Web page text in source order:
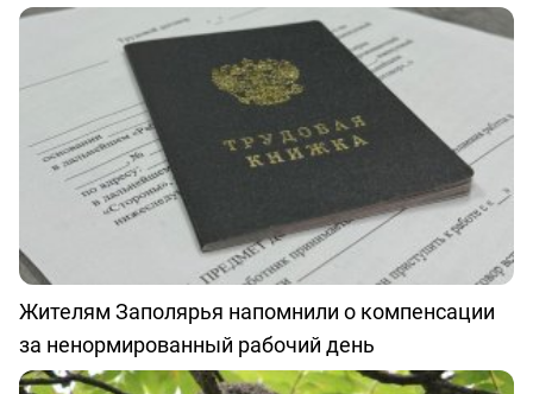
Жителям Заполярья напомнили о компенсации
за ненормированный рабочий день